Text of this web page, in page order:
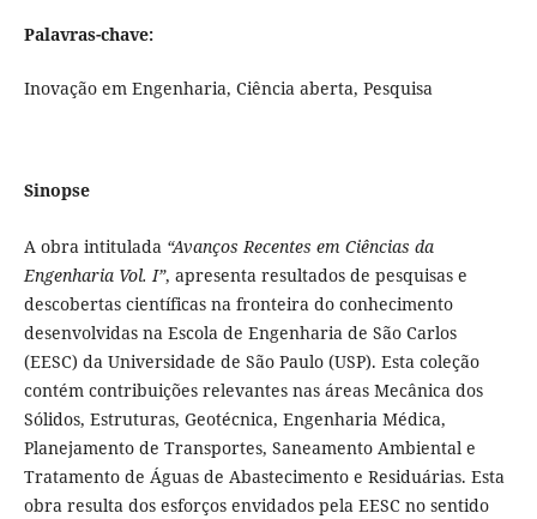
Palavras-chave:
Inovação em Engenharia, Ciência aberta, Pesquisa
Sinopse
A obra intitulada “Avanços Recentes em Ciências da
Engenharia Vol. I”, apresenta resultados de pesquisas e
descobertas científicas na fronteira do conhecimento
desenvolvidas na Escola de Engenharia de São Carlos
(EESC) da Universidade de São Paulo (USP). Esta coleção
contém contribuições relevantes nas áreas Mecânica dos
Sólidos, Estruturas, Geotécnica, Engenharia Médica,
Planejamento de Transportes, Saneamento Ambiental e
Tratamento de Águas de Abastecimento e Residuárias. Esta
obra resulta dos esforços envidados pela EESC no sentido